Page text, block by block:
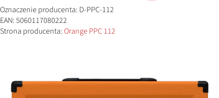
Oznaczenie producenta: D-PPC-112
EAN: 5060117080222
Strona producenta:Orange PPC 112